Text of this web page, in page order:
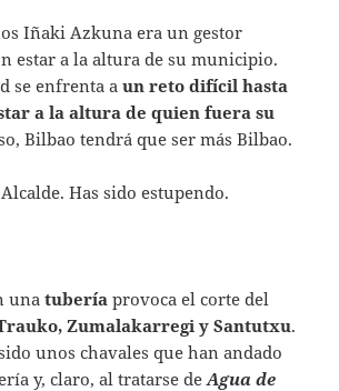
Iñaki Azkuna era un gestor
estar a la altura de su municipio.
se enfrenta aun reto difícil hasta
a la altura de quien fuera su
Bilbao tendrá que ser más Bilbao.
Has sido estupendo.
unatubería provoca el corte del
Zumalakarregi y Santutxu.
unos chavales que han andado
y, claro, al tratarse deAgua de